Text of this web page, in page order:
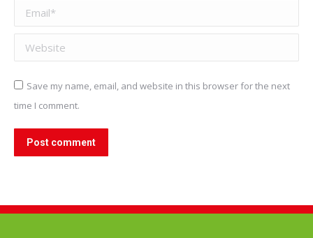
Email *
Website
Save my name, email, and website in this browser for the next
time I comment.
Post comment